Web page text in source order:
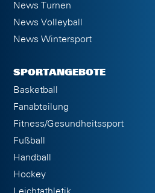
News Turnen
News Volleyball
News Wintersport
SPORTANGEBOTE
Basketball
Fanabteilung
Fitness/Gesundheitssport
Fußball
Handball
Hockey